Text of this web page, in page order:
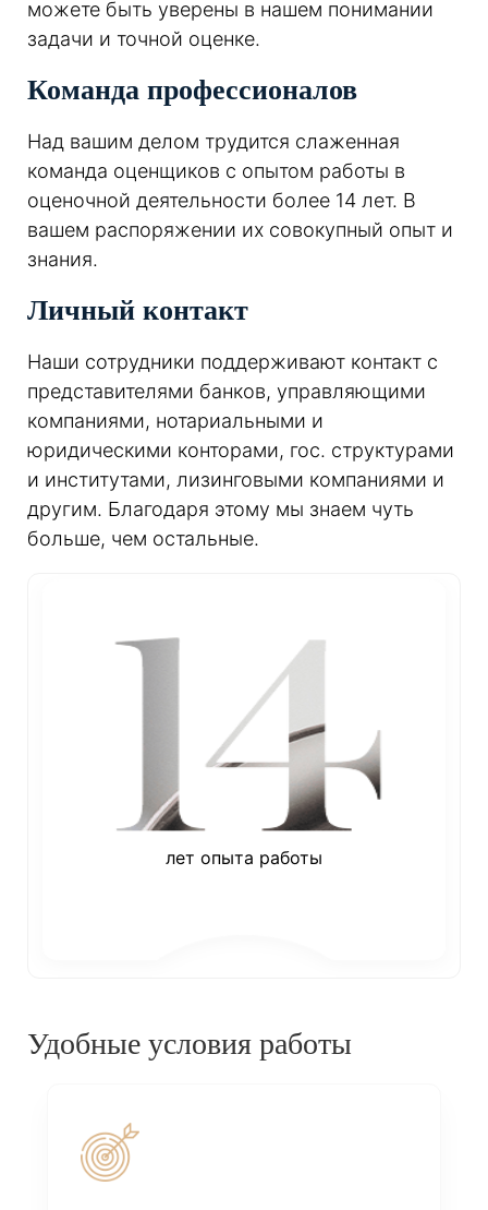
можете быть уверены в нашем понимании
задачи и точной оценке.
Команда профессионалов
Над вашим делом трудится слаженная
команда оценщиков с опытом работы в
оценочной деятельности более 14 лет. В
вашем распоряжении их совокупный опыт и
знания.
Личный контакт
Наши сотрудники поддерживают контакт с
представителями банков, управляющими
компаниями, нотариальными и
юридическими конторами, гос. структурами
и институтами, лизинговыми компаниями и
другим. Благодаря этому мы знаем чуть
больше, чем остальные.
лет опыта работы
Удобные условия работы